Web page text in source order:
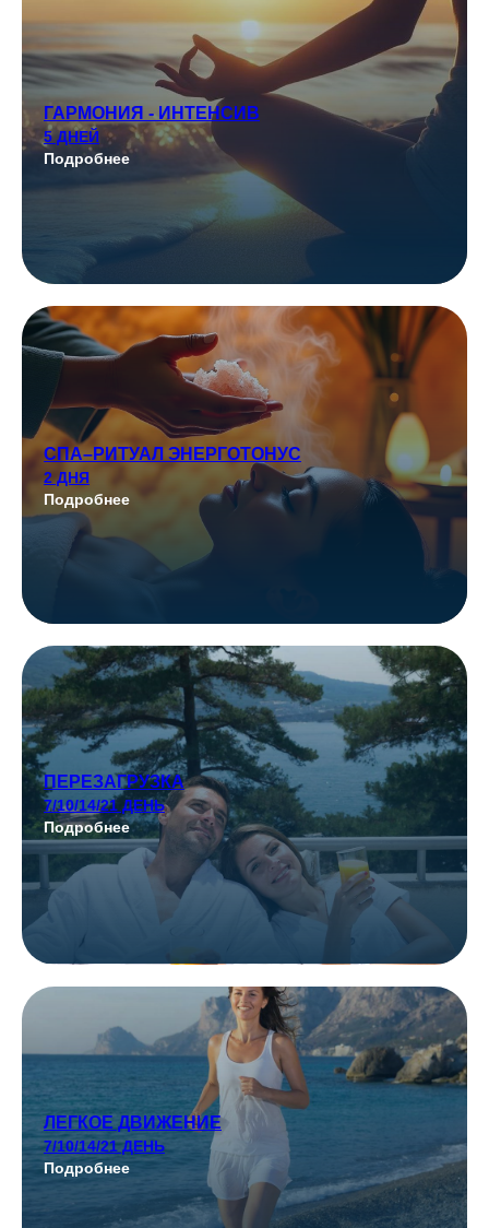
ГАРМОНИЯ - ИНТЕНСИВ
5 ДНЕЙ
Подробнее
СПА–РИТУАЛ ЭНЕРГОТОНУС
2 ДНЯ
Подробнее
ПЕРЕЗАГРУЗКА
7/10/14/21 ДЕНЬ
Подробнее
ЛЕГКОЕ ДВИЖЕНИЕ
7/10/14/21 ДЕНЬ
Подробнее